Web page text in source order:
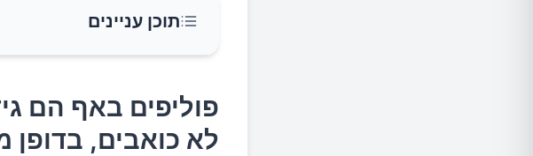
תוכן עניינים
פוליפים באף הם גידולים
מעברי האף או הסינוסים.
אסטמה, זיהום חוזר,
פוליפים באף הם
לא כואבים, בדופן